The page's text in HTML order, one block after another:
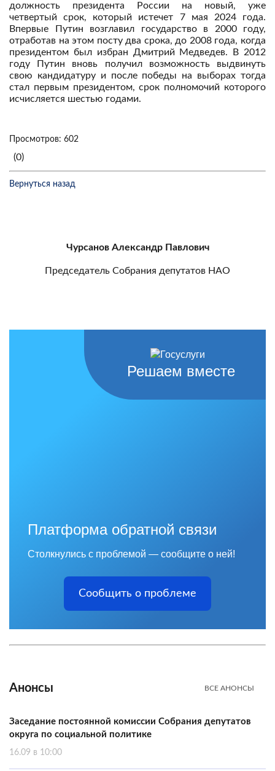
должность президента России на новый, уже
четвертый срок, который истечет 7 мая 2024 года.
Впервые Путин возглавил государство в 2000 году,
отработав на этом посту два срока, до 2008 года, когда
президентом был избран Дмитрий Медведев. В 2012
году Путин вновь получил возможность выдвинуть
свою кандидатуру и после победы на выборах тогда
стал первым президентом, срок полномочий которого
исчисляется шестью годами.
Просмотров: 602
(0)
Вернуться назад
Чурсанов Александр Павлович
Председатель Собрания депутатов НАО
Решаем вместе
Платформа обратной связи
Столкнулись с проблемой — сообщите о ней!
Сообщить о проблеме
Анонсы ВСЕ АНОНСЫ
Заседание постоянной комиссии Собрания депутатов
округа по социальной политике
16.09 в 10:00